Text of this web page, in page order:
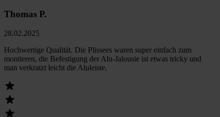
Thomas P.
28.02.2025
Hochwertige Qualität. Die Plissees waren super einfach zum
montieren, die Befestigung der Alu-Jalousie ist etwas tricky und
man verkratzt leicht die Aluleiste.